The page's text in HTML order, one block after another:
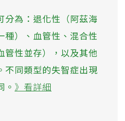
分為：退化性（阿茲海
種）、血管性、混合性
管性並存），以及其他
不同類型的失智症出現
。 》看詳細